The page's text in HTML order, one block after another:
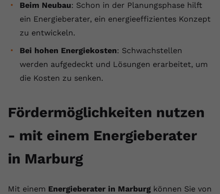
Beim Neubau: Schon in der Planungsphase hilft
ein Energieberater, ein energieeffizientes Konzept
zu entwickeln.
Bei hohen Energiekosten: Schwachstellen
werden aufgedeckt und Lösungen erarbeitet, um
die Kosten zu senken.
Fördermöglichkeiten nutzen
- mit einem Energieberater
in Marburg
Mit einem Energieberater in Marburg können Sie von